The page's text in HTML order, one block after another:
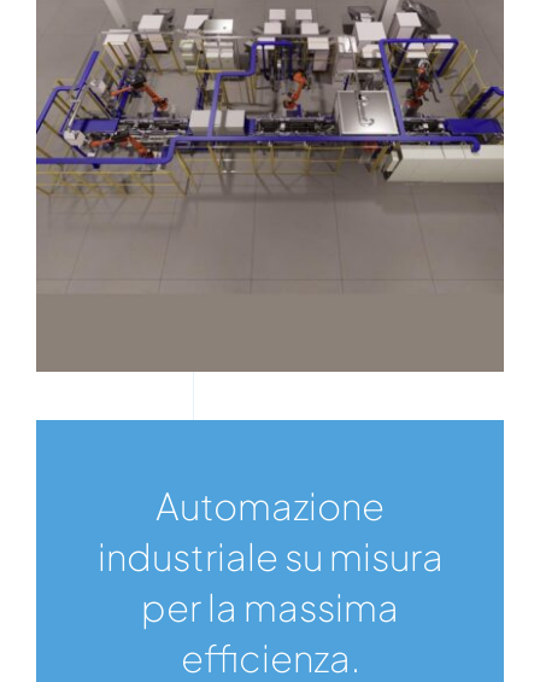
Automazione
industriale su misura
per la massima
efficienza.